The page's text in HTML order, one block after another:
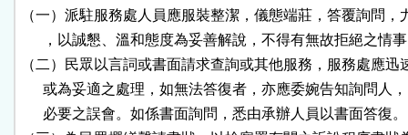
（一）派駐服務處人員應服裝整潔，儀態端莊，答覆詢問，
，以誠懇、溫和態度為妥善解說，不得有無故拒絕之情
（二）民眾以言詞或書面請求查詢或其他服務，服務處應迅
或為妥適之處理，如無法答復者，亦應委婉告知詢問人
      必要之誤會。如係書面詢問，悉由承辦人員以書面答復。